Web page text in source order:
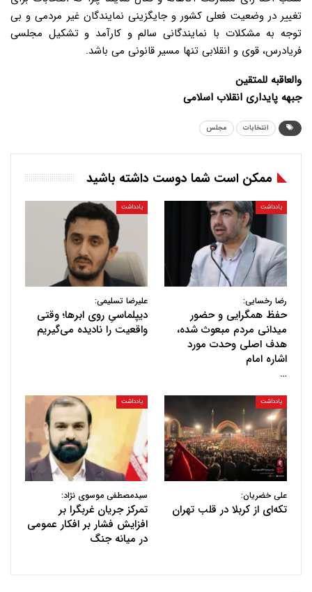
تغییر در وضعیت فعلی کشور و جایگزینی نمایندگان غیر مردمی و بی
توجه به مشکلات با نمایندگانی سالم و کارآمد و تشکیل مجلسی
فریادرس، قوی و انقلابی تنها مسیر قانونی می باشد.
والعاقبه للمتقین
جبهه پایداری انقلاب اسلامی
انتخابات مجلس
ممکن است شما دوست داشته باشید
یادداشت
رضا رخسایی:
حفظ همگرایی و حضور
میدانی مردم مبعوث شده،
هدف اصلی وحدت مورد
اشاره امام
…
یادداشت
علیرضا تسلیمی:
دیپلماسیِ روی ابرها؛ وقتی
واقعیت را نادیده می‌گیریم
یادداشت
علی خضریان:
تکه‌ای از کربلا در قلب تهران
یادداشت
سیدمصطفی موسوی نژاد:
تمرکز جریان غربگرا بر
افزایش فشار بر افکار عمومی
در میانه جنگ